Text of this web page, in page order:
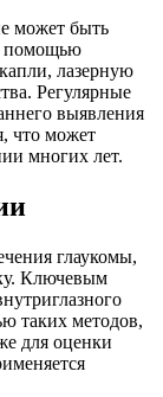
может быть
помощью
лазерную
Регулярные
выявления
что может
многих лет.
глаукомы,
Ключевым
таких методов,
для оценки